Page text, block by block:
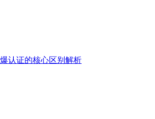
认证的核心区别解析